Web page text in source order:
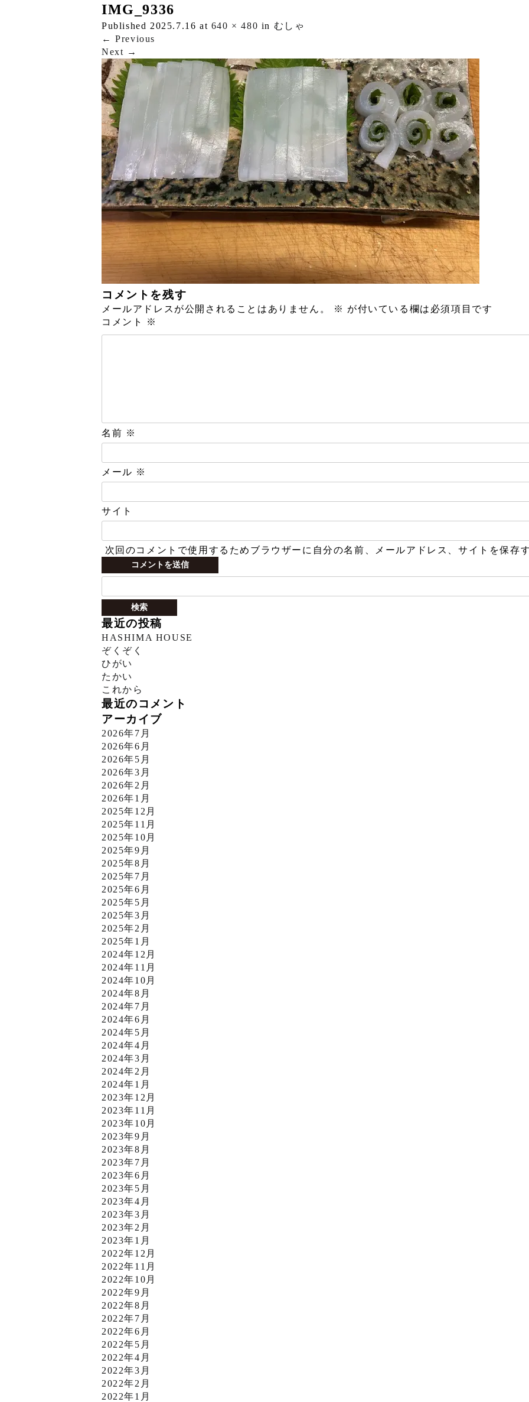
IMG_9336
Published 2025.7.16 at 640 × 480 in むしゃ
← Previous
Next →
コメントを残す
メールアドレスが公開されることはありません。 ※ が付いている欄は必須項目です
コメント
※
名前 ※
メール ※
サイト
次回のコメントで使用するためブラウザーに自分の名前、メールアドレス、サイトを保存
検
最近の投稿
HASHIMA HOUSE
ぞくぞく
ひがい
たかい
これから
最近のコメント
アーカイブ
2026年7月
2026年6月
2026年5月
2026年3月
2026年2月
2026年1月
2025年12月
2025年11月
2025年10月
2025年9月
2025年8月
2025年7月
2025年6月
2025年5月
2025年3月
2025年2月
2025年1月
2024年12月
2024年11月
2024年10月
2024年8月
2024年7月
2024年6月
2024年5月
2024年4月
2024年3月
2024年2月
2024年1月
2023年12月
2023年11月
2023年10月
2023年9月
2023年8月
2023年7月
2023年6月
2023年5月
2023年4月
2023年3月
2023年2月
2023年1月
2022年12月
2022年11月
2022年10月
2022年9月
2022年8月
2022年7月
2022年6月
2022年5月
2022年4月
2022年3月
2022年2月
2022年1月